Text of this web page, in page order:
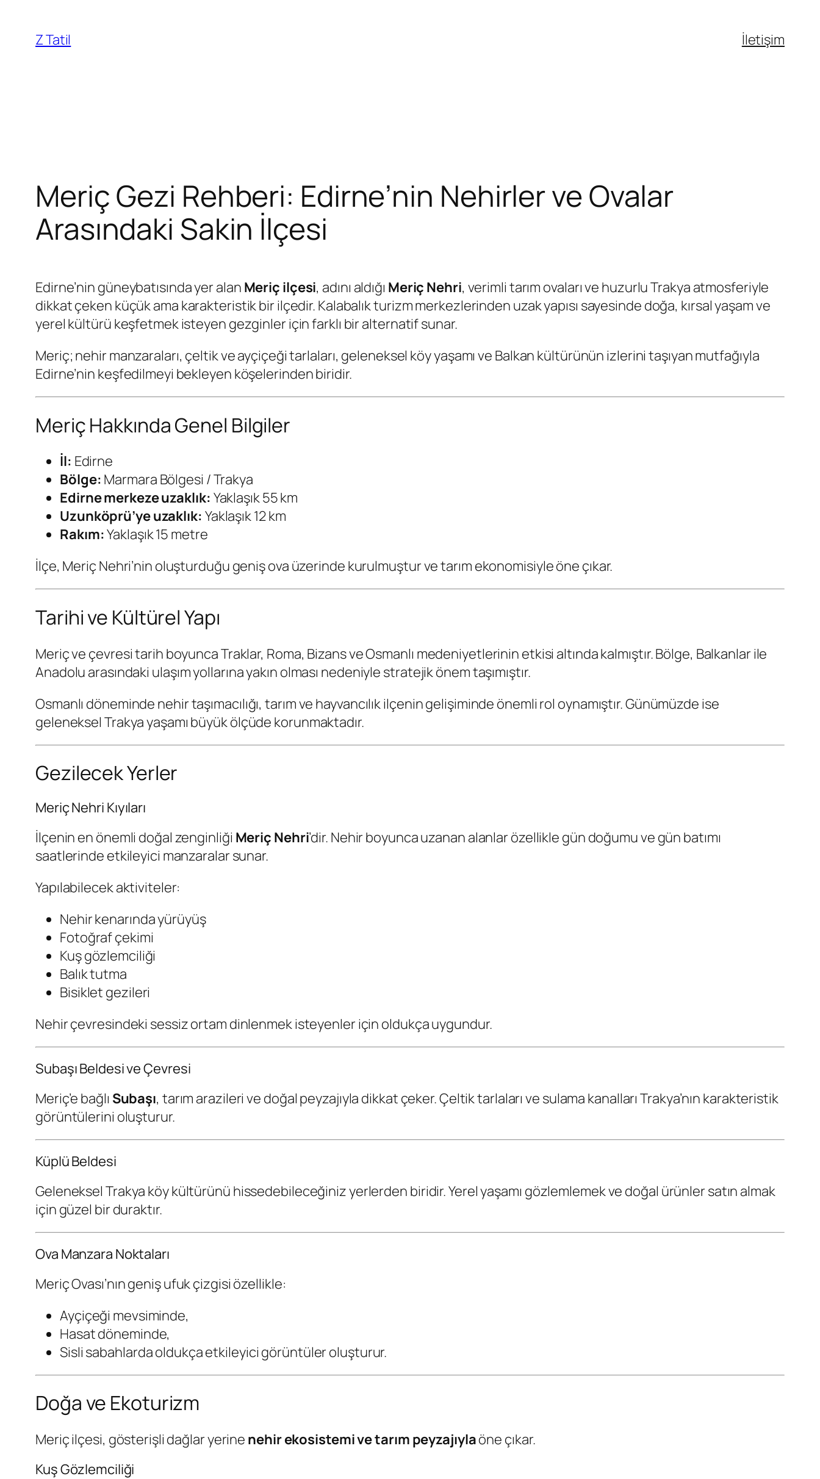
Z Tatil İletişim
Meriç Gezi Rehberi: Edirne’nin Nehirler ve Ovalar
Arasındaki Sakin İlçesi
Edirne’nin güneybatısında yer alan Meriç ilçesi, adını aldığı Meriç Nehri, verimli tarım ovaları ve huzurlu Trakya atmosferiyle
dikkat çeken küçük ama karakteristik bir ilçedir. Kalabalık turizm merkezlerinden uzak yapısı sayesinde doğa, kırsal yaşam ve
yerel kültürü keşfetmek isteyen gezginler için farklı bir alternatif sunar.
Meriç; nehir manzaraları, çeltik ve ayçiçeği tarlaları, geleneksel köy yaşamı ve Balkan kültürünün izlerini taşıyan mutfağıyla
Edirne’nin keşfedilmeyi bekleyen köşelerinden biridir.
Meriç Hakkında Genel Bilgiler
İl: Edirne
Bölge: Marmara Bölgesi / Trakya
Edirne merkeze uzaklık: Yaklaşık 55 km
Uzunköprü’ye uzaklık: Yaklaşık 12 km
Rakım:Yaklaşık 15 metre
İlçe, Meriç Nehri’nin oluşturduğu geniş ova üzerinde kurulmuştur ve tarım ekonomisiyle öne çıkar.
Tarihi ve Kültürel Yapı
Meriç ve çevresi tarih boyunca Traklar, Roma, Bizans ve Osmanlı medeniyetlerinin etkisi altında kalmıştır. Bölge, Balkanlar ile
Anadolu arasındaki ulaşım yollarına yakın olması nedeniyle stratejik önem taşımıştır.
Osmanlı döneminde nehir taşımacılığı, tarım ve hayvancılık ilçenin gelişiminde önemli rol oynamıştır. Günümüzde ise
geleneksel Trakya yaşamı büyük ölçüde korunmaktadır.
Gezilecek Yerler
Meriç Nehri Kıyıları
İlçenin en önemli doğal zenginliği Meriç Nehri’dir. Nehir boyunca uzanan alanlar özellikle gün doğumu ve gün batımı
saatlerinde etkileyici manzaralar sunar.
Yapılabilecek aktiviteler:
Nehir kenarında yürüyüş
Fotoğraf çekimi
Kuş gözlemciliği
Balık tutma
Bisiklet gezileri
Nehir çevresindeki sessiz ortam dinlenmek isteyenler için oldukça uygundur.
Subaşı Beldesi ve Çevresi
Meriç’e bağlı Subaşı, tarım arazileri ve doğal peyzajıyla dikkat çeker. Çeltik tarlaları ve sulama kanalları Trakya’nın karakteristik
görüntülerini oluşturur.
Küplü Beldesi
Geleneksel Trakya köy kültürünü hissedebileceğiniz yerlerden biridir. Yerel yaşamı gözlemlemek ve doğal ürünler satın almak
için güzel bir duraktır.
Ova Manzara Noktaları
Meriç Ovası’nın geniş ufuk çizgisi özellikle:
Ayçiçeği mevsiminde,
Hasat döneminde,
Sisli sabahlarda oldukça etkileyici görüntüler oluşturur.
Doğa ve Ekoturizm
Meriç ilçesi, gösterişli dağlar yerine nehir ekosistemi ve tarım peyzajıylaöne çıkar.
Kuş Gözlemciliği